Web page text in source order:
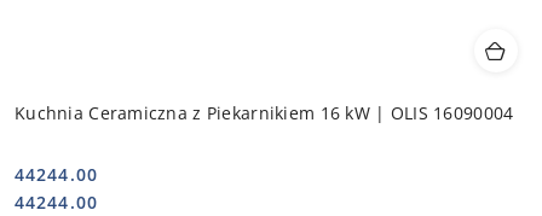
Kuchnia Ceramiczna z Piekarnikiem 16 kW | OLIS 16090004
Cena:
44244.00
Cena:
44244.00